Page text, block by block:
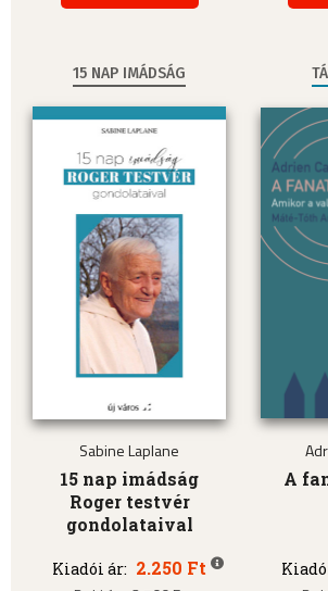
15 NAP IMÁDSÁG
Sabine Laplane
15 nap imádság
Roger testvér
gondolataival
Kiadói ár: 2.250 Ft
A